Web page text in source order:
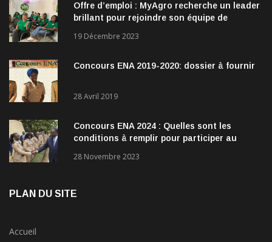
Offre d’emploi : MyAgro recherche un leader
brillant pour rejoindre son équipe de
19 Décembre 2023
Concours ENA 2019-2020: dossier à fournir
28 Avril 2019
Concours ENA 2024 : Quelles sont les
conditions à remplir pour participer au
28 Novembre 2023
PLAN DU SITE
Accueil